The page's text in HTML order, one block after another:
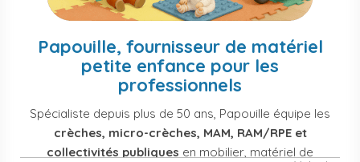
Papouille, fournisseur de matériel
petite enfance pour les
professionnels
Spécialiste depuis plus de 50 ans, Papouille équipe les
crèches, micro-crèches, MAM, RAM/RPE et
collectivités publiques en mobilier, matériel de